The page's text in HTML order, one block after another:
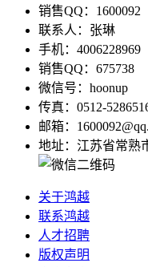
销售QQ：1600092
联系人：张琳
手机：4006228969
销售QQ：675738
微信号：hoonup
传真：0512-
邮箱：
地址：江苏省常熟
关于鸿越
联系鸿越
人才招聘
版权声明